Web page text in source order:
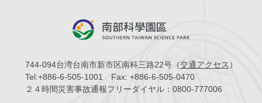
744-094台湾台南市新市区南科三路22号（交通アクセス ）
Tel:+886-6-505-1001 Fax: +886-6-505-0470
２４時間災害事故通報フリーダイヤル： 0800-777006